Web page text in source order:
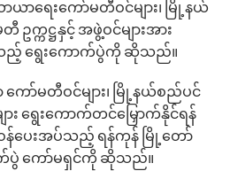
ာ‌ရေး‌ကော်မတီဝင်များ၊ မြို့နယ်
က္ကဋ္ဌနှင့် အဖွဲ့ဝင်များအား
ည့် ‌ရွေး‌ကောက်ပွဲကို ဆိုသည်။
ော်မတီဝင်များ၊ မြို့နယ်စည်ပင်
း ရွေးကောက်တင်မြှောက်နိုင်ရန်
ပေးအပ်သည့် ရန်ကုန် မြို့တော်
ပွဲ ကော်မရှင်ကို ဆိုသည်။